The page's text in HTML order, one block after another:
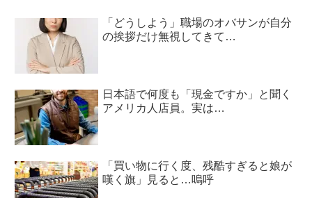
「どうしよう」職場のオバサンが自分
の挨拶だけ無視してきて…
日本語で何度も「現金ですか」と聞く
アメリカ人店員。実は…
「買い物に行く度、残酷すぎると娘が
嘆く旗」見ると…嗚呼